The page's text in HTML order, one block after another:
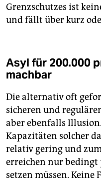
Grenzschutzes ist
und fällt über kurz
Asyl für 200.000
machbar
Die alternativ oft
sicheren und
aber ebenfalls
Kapazitäten solcher
relativ gering und
erreichen nur bedingt
setzen müssen. Keine